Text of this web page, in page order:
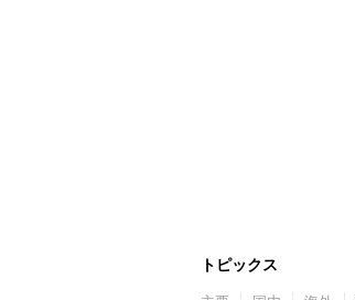
トピックス